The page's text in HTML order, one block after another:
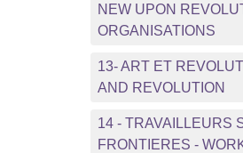
NEW UPON
ORGANISATIONS
13- ART ET
AND REVOLUTION
14 - TRAVAILLEURS
FRONTIERES -